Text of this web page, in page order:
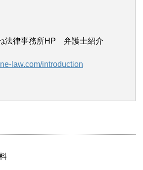
法律事務所HP 弁護士紹介
law.com/introduction